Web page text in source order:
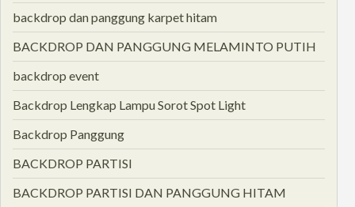
backdrop dan panggung karpet hitam
BACKDROP DAN PANGGUNG MELAMINTO PUTIH
backdrop event
Backdrop Lengkap Lampu Sorot Spot Light
Backdrop Panggung
BACKDROP PARTISI
BACKDROP PARTISI DAN PANGGUNG HITAM